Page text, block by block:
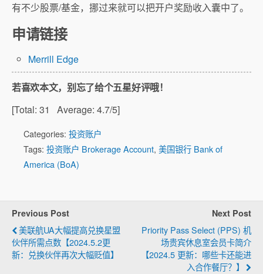
有不少股票/基金，挪过来就可以把开户奖励收入囊中了。
申请链接
Merrill Edge
若喜欢本文，别忘了给个五星好评哦！
[Total: 31 Average: 4.7/5]
Categories: 投资账户
Tags: 投资账户 Brokerage Account, 美国银行 Bank of
America (BoA)
Previous Post
美联航UA大幅提高兑换星盟
伙伴所需点数【2024.5.2更
新：兑换伙伴再次大幅贬值】
Next Post
Priority Pass Select (PPS) 机
场贵宾休息室会员卡简介
【2024.5 更新：哪些卡还能进
入合作餐厅？】